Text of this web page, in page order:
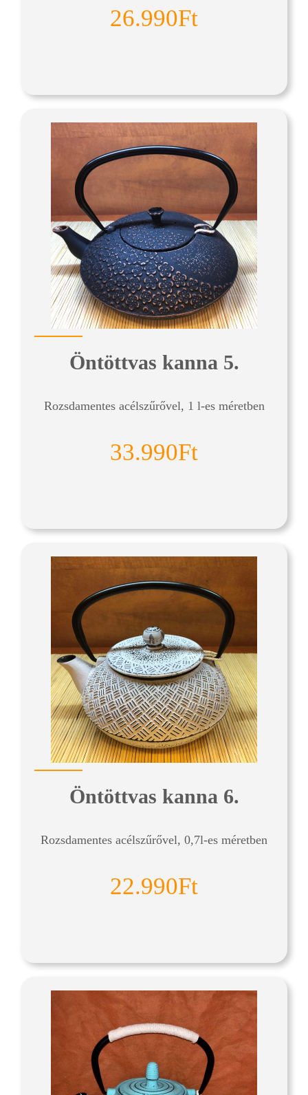
26.990Ft
Öntöttvas kanna 5.
Rozsdamentes acélszűrővel, 1 l-es méretben
33.990Ft
Öntöttvas kanna 6.
Rozsdamentes acélszűrővel, 0,7l-es méretben
22.990Ft